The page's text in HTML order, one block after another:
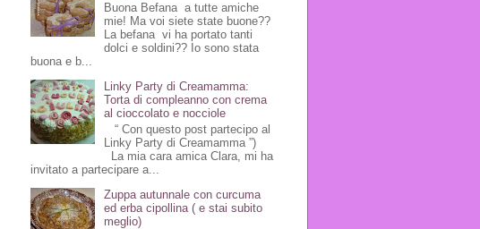
Buona Befana a tutte amiche
mie! Ma voi siete state buone??
La befana vi ha portato tanti
dolci e soldini?? Io sono stata
buona e b...
Linky Party di Creamamma:
Torta di compleanno con crema
al cioccolato e nocciole
“ Con questo post partecipo al
Linky Party di Creamamma ”)
La mia cara amica Clara, mi ha
invitato a partecipare a...
Zuppa autunnale con curcuma
ed erba cipollina ( e stai subito
meglio)